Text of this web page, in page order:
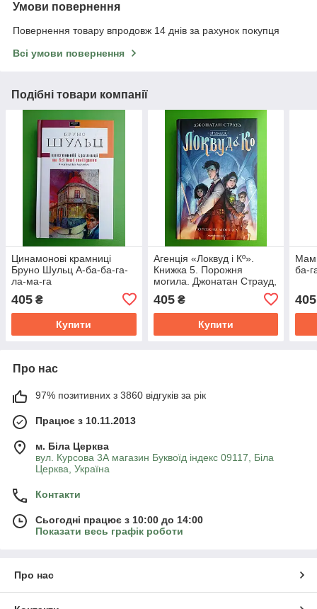
Умови повернення
Повернення товару впродовж 14 днів за рахунок покупця
Всі умови повернення
Подібні товари компанії
Цинамонові крамниці
Бруно Шульц А-ба-ба-га-
ла-ма-га
405 ₴
Купити
Агенція «Локвуд і Кº».
Книжка 5. Порожня
могила. Джонатан Страуд,
405₴
Купити
ба-
405
Про нас
97% позитивних з 3860 відгуків за рік
Працює з 10.11.2013
м. Біла Церква
вул. Курсова 3А магазин Буквоїд індекс 09117, Біла
Церква, Україна
Контакти
Сьогодні працює з 10:00 до 14:00
Показати весь графік роботи
Про нас